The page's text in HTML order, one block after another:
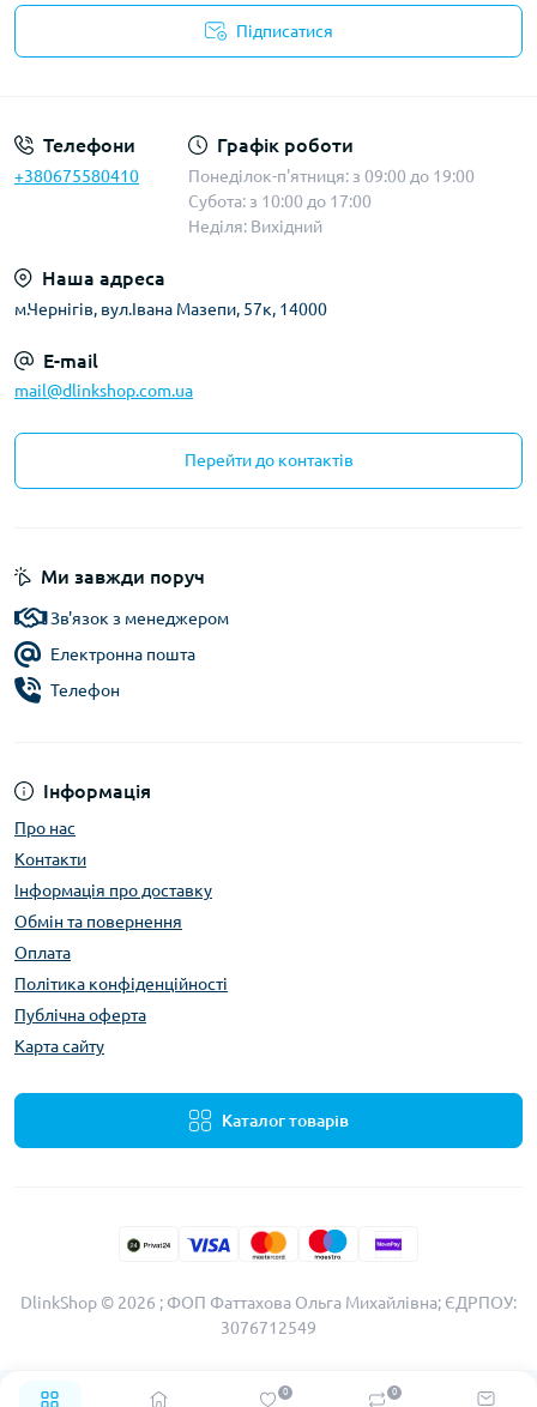
0 0
Підписатися
Телефони
+380675580410
Графік роботи
Понеділок-п'ятниця: з 09:00 до 19:00
Субота: з 10:00 до 17:00
Неділя: Вихідний
Наша адреса
м.Чернігів, вул.Івана Мазепи, 57к, 14000
E-mail
mail@dlinkshop.com.ua
Перейти до контактів
Інформація
Про нас
Контакти
Інформація про доставку
Обмін та повернення
Оплата
Політика конфіденційності
Публічна оферта
Карта сайту
Каталог товарів
Ми завжди поруч
Зв'язок з менеджером
Електронна пошта
Телефон
DlinkShop © 2026 ; ФОП Фаттахова Ольга Михайлівна; ЄДРПОУ:
3076712549